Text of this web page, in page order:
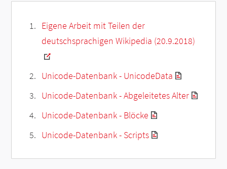
Eigene Arbeit mit Teilen der
deutschsprachigen Wikipedia (20.9.2018)
Unicode-Datenbank - UnicodeData
Unicode-Datenbank - Abgeleitetes Alter
Unicode-Datenbank - Blöcke
Unicode-Datenbank - Scripts